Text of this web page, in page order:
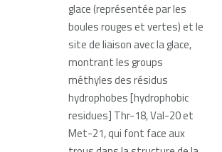
glace (représentée par les
boules rouges et vertes) et le
site de liaison avec la glace,
montrant les groups
méthyles des résidus
hydrophobes [hydrophobic
residues] Thr-18, Val-20 et
Met-21, qui font face aux